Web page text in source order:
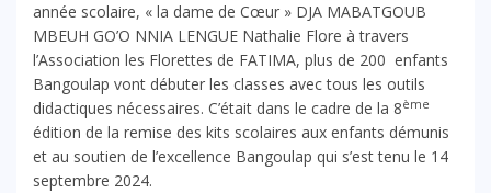
année scolaire, « la dame de Cœur » DJA MABATGOUB
MBEUH GO’O NNIA LENGUE Nathalie Flore à travers
l’Association les Florettes de FATIMA, plus de 200 enfants
Bangoulap vont débuter les classes avec tous les outils
didactiques nécessaires. C’était dans le cadre de la 8ème
édition de la remise des kits scolaires aux enfants démunis
et au soutien de l’excellence Bangoulap qui s’est tenu le 14
septembre 2024.